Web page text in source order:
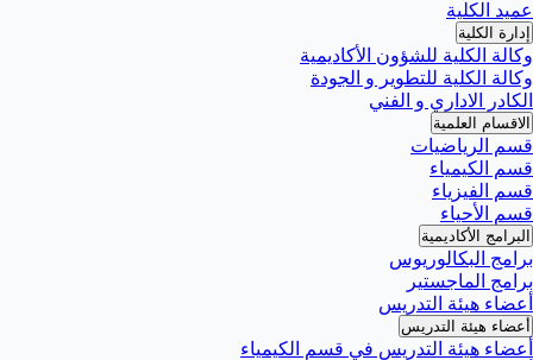
عميد الكلية
إدارة الكلية
وكالة الكلية للشؤون الأكاديمية
وكالة الكلية للتطوير و الجودة
الكادر الاداري و الفني
الاقسام العلمية
قسم الرياضيات
قسم الكيمياء
قسم الفيزياء
قسم الأحياء
البرامج الأكاديمية
برامج البكالوريوس
برامج الماجستير
أعضاء هيئة التدريس
أعضاء هيئة التدريس
أعضاء هيئة التدريس في قسم الكيمياء